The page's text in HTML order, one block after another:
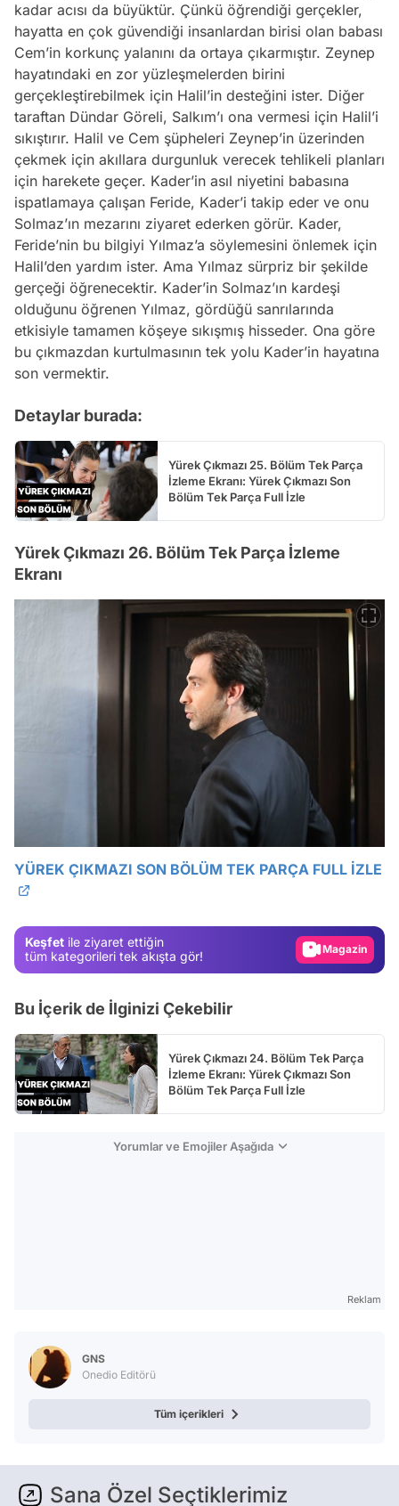
kadar acısı da büyüktür. Çünkü öğrendiği gerçekler,
hayatta en çok güvendiği insanlardan birisi olan babası
Cem’in korkunç yalanını da ortaya çıkarmıştır. Zeynep
hayatındaki en zor yüzleşmelerden birini
gerçekleştirebilmek için Halil’in desteğini ister. Diğer
taraftan Dündar Göreli, Salkım’ı ona vermesi için Halil’i
sıkıştırır. Halil ve Cem şüpheleri Zeynep’in üzerinden
çekmek için akıllara durgunluk verecek tehlikeli planları
için harekete geçer. Kader’in asıl niyetini babasına
ispatlamaya çalışan Feride, Kader’i takip eder ve onu
Solmaz’ın mezarını ziyaret ederken görür. Kader,
Feride’nin bu bilgiyi Yılmaz’a söylemesini önlemek için
Halil’den yardım ister. Ama Yılmaz sürpriz bir şekilde
gerçeği öğrenecektir. Kader’in Solmaz’ın kardeşi
olduğunu öğrenen Yılmaz, gördüğü sanrılarında
etkisiyle tamamen köşeye sıkışmış hisseder. Ona göre
bu çıkmazdan kurtulmasının tek yolu Kader’in hayatına
son vermektir.
Detaylar burada:
Yürek Çıkmazı 25. Bölüm Tek Parça
İzleme Ekranı: Yürek Çıkmazı Son
Bölüm Tek Parça Full İzle
Yürek Çıkmazı 26. Bölüm Tek Parça İzleme
Ekranı
YÜREK ÇIKMAZI SON BÖLÜM TEK PARÇA FULL İZLE
Keşfet ile ziyaret ettiğin
tüm kategorileri tek akışta gör!
Test
Video
Bu İçerik de İlginizi Çekebilir
Yürek Çıkmazı 24. Bölüm Tek Parça
İzleme Ekranı: Yürek Çıkmazı Son
Bölüm Tek Parça Full İzle
Yorumlar ve Emojiler Aşağıda
Reklam
GNS
Onedio Editörü
Tüm içerikleri
Sana Özel Seçtiklerimiz